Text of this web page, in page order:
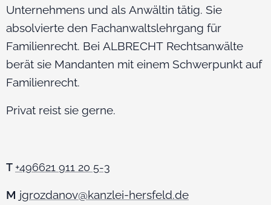
Unternehmens und als Anwältin tätig. Sie
absolvierte den Fachanwaltslehrgang für
Familienrecht. Bei ALBRECHT Rechtsanwälte
berät sie Mandanten mit einem Schwerpunkt auf
Familienrecht.
Privat reist sie gerne.
T +496621 911 20 5-3
M jgrozdanov@kanzlei-hersfeld.de